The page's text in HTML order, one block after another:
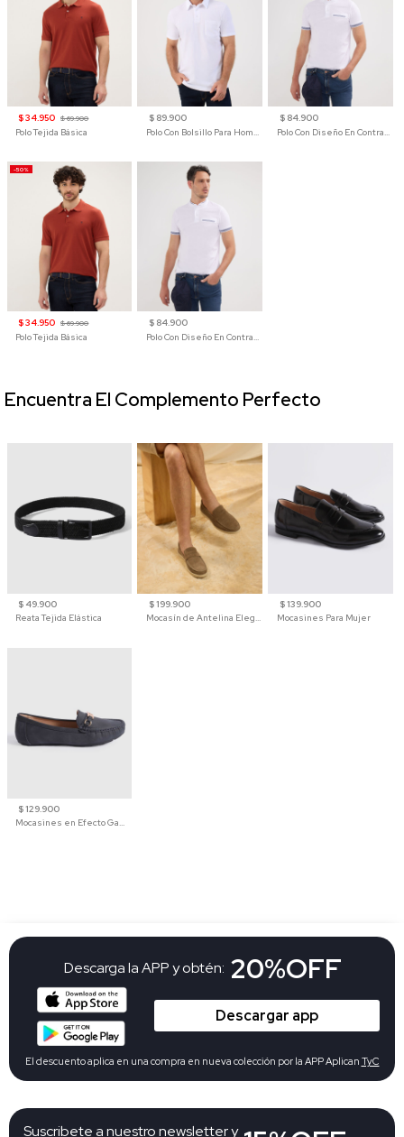
$ 34.950 $ 69.900
Polo Tejida Básica
$ 89.900
Polo Con Bolsillo Para Hombre
$ 84.900
Polo Con Diseño En Contraste
-50%
$ 34.950 $ 69.900
Polo Tejida Básica
$ 84.900
Polo Con Diseño En Contraste
$ 49.900
Reata Tejida Elástica
$ 199.900
Mocasín de Antelina Elegante con Suela de Contraste Para Hombre
$ 139.900
Mocasines Para Mujer
$ 129.900
Mocasines en Efecto Gamuzado Para Mujer
Encuentra El Complemento Perfecto
Suscribete a nuestro newsletter y
Descarga la APP y obtén: 20%OFF
Descargar app
El descuento aplica en una compra en nueva colección por la APP Aplican TyC